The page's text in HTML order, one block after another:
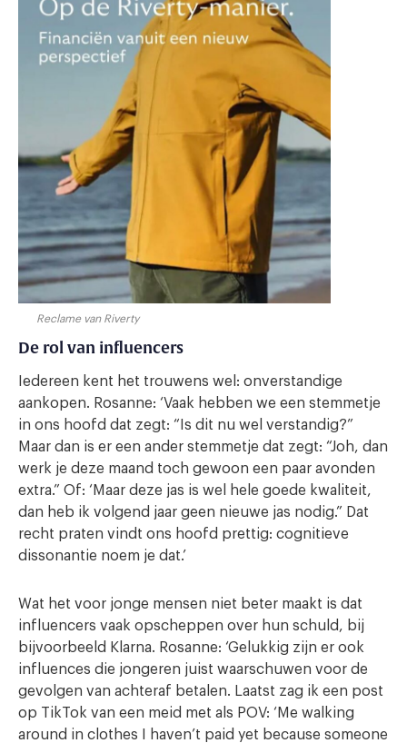
Reclame van Riverty
De rol van influencers
Iedereen kent het trouwens wel: onverstandige
aankopen. Rosanne: ‘Vaak hebben we een stemmetje
in ons hoofd dat zegt: “Is dit nu wel verstandig?”
Maar dan is er een ander stemmetje dat zegt: “Joh, dan
werk je deze maand toch gewoon een paar avonden
extra.” Of: ‘Maar deze jas is wel hele goede kwaliteit,
dan heb ik volgend jaar geen nieuwe jas nodig.” Dat
recht praten vindt ons hoofd prettig: cognitieve
dissonantie noem je dat.’
Wat het voor jonge mensen niet beter maakt is dat
influencers vaak opscheppen over hun schuld, bij
bijvoorbeeld Klarna. Rosanne: ‘Gelukkig zijn er ook
influences die jongeren juist waarschuwen voor de
gevolgen van achteraf betalen. Laatst zag ik een post
op TikTok van een meid met als POV: ‘Me walking
around in clothes I haven’t paid yet because someone